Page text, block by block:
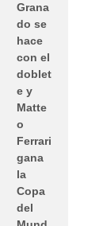
Grana
do se
hace
con el
doblet
e y
Matte
o
Ferrari
gana
la
Copa
del